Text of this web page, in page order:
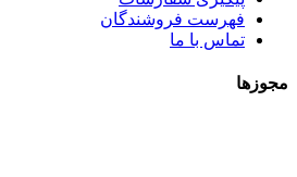
فهرست فروشندگان
تماس با ما
مجوزها